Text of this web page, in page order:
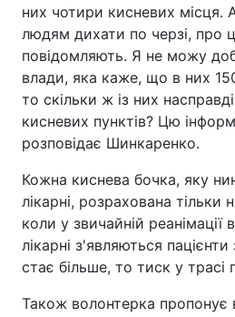
них чотири кисневих
людям дихати по черзі, про
повідомляють. Я не можу
влади, яка каже, що в них
то скільки ж із них
кисневих пунктів? Цю
розповідає Шинкаренко.
Кожна киснева бочка, яку
лікарні, розрахована тільки
коли у звичайній реанімації
лікарні з'являються пацієнти
стає більше, то тиск у трасі
Також волонтерка пропонує